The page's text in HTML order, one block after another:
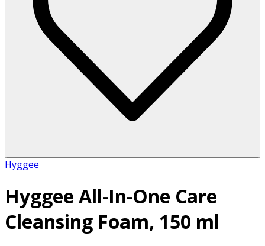
Hyggee
Hyggee All-In-One Care
Cleansing Foam, 150 ml